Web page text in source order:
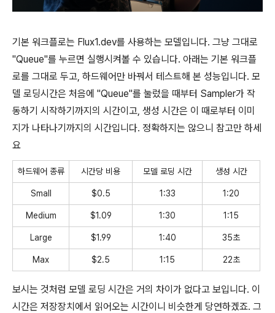
기본 워크플로는 Flux1.dev를 사용하는 모델입니다. 그냥 그대로
"Queue"를 누르면 실행시켜볼 수 있습니다. 아래는 기본 워크플
로를 그대로 두고, 하드웨어만 바꿔서 테스트해 본 성능입니다. 모
델 로딩시간은 처음에 "Queue"를 눌렀을 때부터 Sampler가 작
동하기 시작하기까지의 시간이고, 생성 시간은 이 때로부터 이미
지가 나타나기까지의 시간입니다. 정확하지는 않으니 참고만 하세
요
하드웨어 종류 시간당 비용 모델 로딩 시간 생성 시간
Small $0.5 1:33 1:20
Medium $1.09 1:30 1:15
Large $1.99 1:40 35초
Max $2.5 1:15 22초
보시는 것처럼 모델 로딩 시간은 거의 차이가 없다고 보입니다. 이
시간은 저장장치에서 읽어오는 시간이니 비슷한게 당연하겠죠. 그